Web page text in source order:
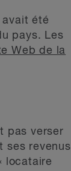
été
pays. Les
Web de la
pas verser
ses revenus
locataire